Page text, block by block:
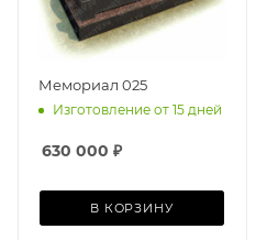
Мемориал 025
Изготовление от 15 дней
630 000 ₽
В КОРЗИНУ